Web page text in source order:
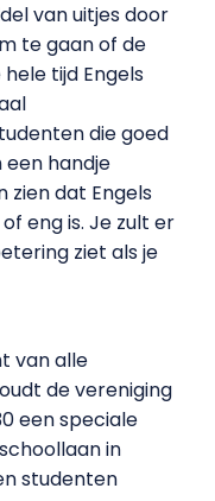
van uitjes door
te gaan of de
tijd Engels
die goed
een handje
zien dat Engels
eng is. Je zult er
ziet als je
van alle
de vereniging
een speciale
in
studenten